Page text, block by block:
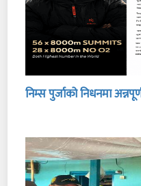
निम्स पुर्जाको निधनमा